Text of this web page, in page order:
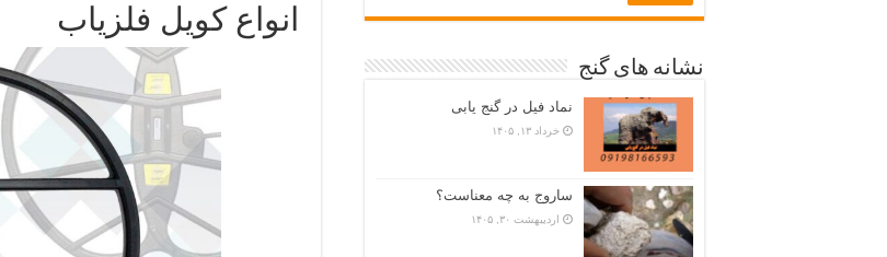
انواع کویل فلزیاب
نشانه های گنج
نماد فیل در گنج یابی
خرداد ۱۳, ۱۴۰۵
ساروج به چه معناست؟
اردیبهشت ۳۰, ۱۴۰۵